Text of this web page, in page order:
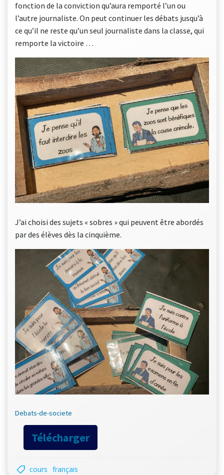
fonction de la conviction qu’aura remporté l’un ou
l’autre journaliste. On peut continuer les débats jusqu’à
ce qu’il ne reste qu’un seul journaliste dans la classe, qui
remporte la victoire …
J’ai choisi des sujets « sobres » qui peuvent être abordés
par des élèves dès la cinquième.
Debats-de-societe
Télécharger
cours français